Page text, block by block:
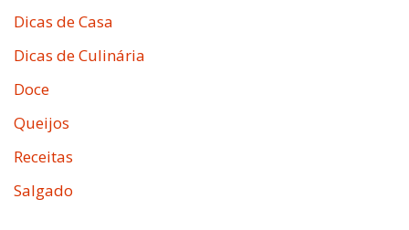
Dicas de Casa
Dicas de Culinária
Doce
Queijos
Receitas
Salgado